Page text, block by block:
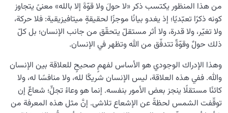
من هذا المنظور يكتسب ذكر «لا حولَ ولا قوّةَ إلا بالله» معنىً يتجاوز
كونه ذكرًا تعبّديًا؛ إذ يغدو بيانًا موجزًا لحقيقةٍ ميتافيزيقية: فلا حركة،
ولا تغيّر، ولا قدرة، ولا أثر مستقلّ يتحقّق من جانب الإنسان؛ بل كلّ
ذلك حولٌ وقوّةٌ تتدفّق من الله وتظهر في الإنسان.
وهذا الإدراك الوجودي هو الأساس لفهمٍ صحيحٍ للعلاقة بين الإنسان
والله. ففي هذه العلاقة، ليس الإنسان شريكًا لله، ولا منافسًا له، ولا
كائنًا مستقلًا ينجز بعض الأمور بنفسه. إنما هو وعاءُ تجلٍّ؛ شعاعٌ إن
توقّفت الشمس لحظةً عن الإشعاع تلاشى. إنَّ مثل هذه المعرفة من